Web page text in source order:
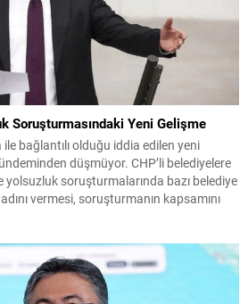
Soruşturmasındaki Yeni Gelişme
bağlantılı olduğu iddia edilen yeni
düşmüyor. CHP’li belediyelere
soruşturmalarında bazı belediye
vermesi, soruşturmanın kapsamını
ilişkin soruşturmada, Veli
bir isim “rüşvet almak” suçlamasıyla
başka...